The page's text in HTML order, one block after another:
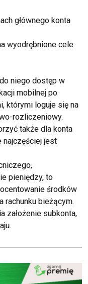
głównego konta
wyodrębnione cele
niego dostęp w
mobilnej po
którymi loguje się na
rozliczeniowy.
także dla konta
najczęściej jest
pieniędzy, to
środków
rachunku bieżącym.
założenie subkonta,